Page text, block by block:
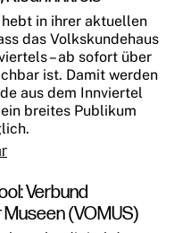
in ihrer aktuellen
das Volkskundehaus
– ab sofort über
ist. Damit werden
aus dem Innviertel
breites Publikum
Verbund
(VOMUS)